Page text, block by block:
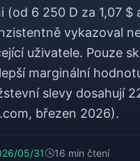
6 250 D za 1,07 $
vykazoval
uživatele. Pouze
marginální
slevy dosahují
březen 2026).
05/31 16 min čtení